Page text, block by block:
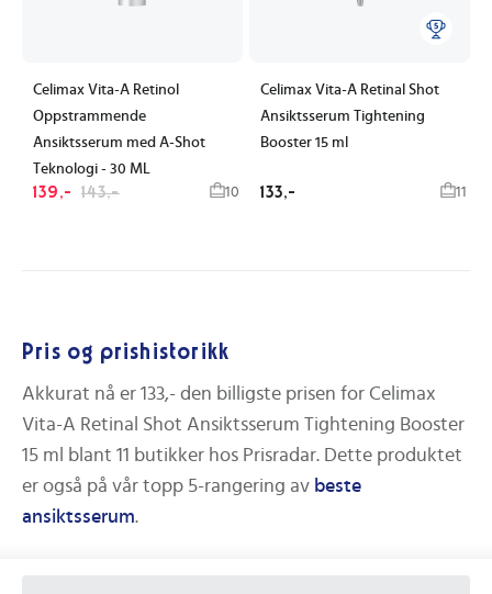
Celimax Vita-A Retinol
Oppstrammende
Ansiktsserum med A-Shot
Teknologi - 30 ML
139,- 143,- 10
Celimax Vita-A Retinal Shot
Ansiktsserum Tightening
Booster 15 ml
133,- 11
Pris og prishistorikk
Akkurat nå er 133,- den billigste prisen for Celimax
Vita-A Retinal Shot Ansiktsserum Tightening Booster
15 ml
blant 11 butikker hos Prisradar. Dette produktet
er også på vår topp 5-rangering av beste
ansiktsserum.